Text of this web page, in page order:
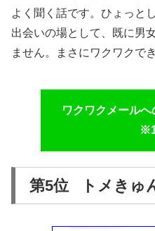
よく聞く話です。ひょっと
出会いの場として、既に男
ません。まさにワクワクで
ワクワクメール
第5位 トメきゅ